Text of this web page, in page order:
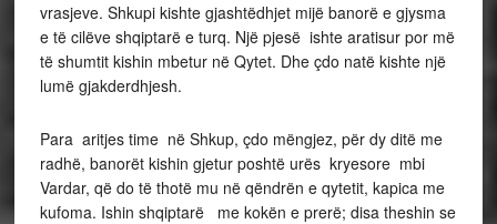
vrasjeve. Shkupi kishte gjashtëdhjet mijë banorë e gjysma
e të cilëve shqiptarë e turq. Një pjesë ishte aratisur por më
të shumtit kishin mbetur në Qytet. Dhe çdo natë kishte një
lumë gjakderdhjesh.
Para aritjes time në Shkup, çdo mëngjez, për dy ditë me
radhë, banorët kishin gjetur poshtë urës kryesore mbi
Vardar, që do të thotë mu në qëndrën e qytetit, kapica me
kufoma. Ishin shqiptarë me kokën e prerë; disa theshin se